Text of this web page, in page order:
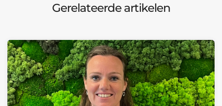
Gerelateerde artikelen